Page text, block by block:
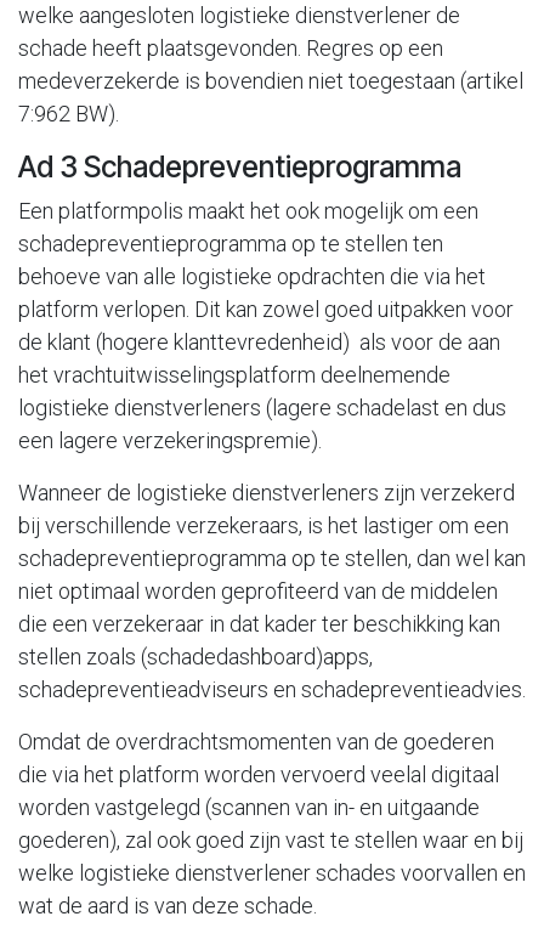
welke aangesloten logistieke dienstverlener de
schade heeft plaatsgevonden. Regres op een
medeverzekerde is bovendien niet toegestaan (artikel
7:962 BW).
Ad 3 Schadepreventieprogramma
Een platformpolis maakt het ook mogelijk om een
schadepreventieprogramma op te stellen ten
behoeve van alle logistieke opdrachten die via het
platform verlopen. Dit kan zowel goed uitpakken voor
de klant (hogere klanttevredenheid) als voor de aan
het vrachtuitwisselingsplatform deelnemende
logistieke dienstverleners (lagere schadelast en dus
een lagere verzekeringspremie).
Wanneer de logistieke dienstverleners zijn verzekerd
bij verschillende verzekeraars, is het lastiger om een
schadepreventieprogramma op te stellen, dan wel kan
niet optimaal worden geprofiteerd van de middelen
die een verzekeraar in dat kader ter beschikking kan
stellen zoals (schadedashboard)apps,
schadepreventieadviseurs en schadepreventieadvies.
Omdat de overdrachtsmomenten van de goederen
die via het platform worden vervoerd veelal digitaal
worden vastgelegd (scannen van in- en uitgaande
goederen), zal ook goed zijn vast te stellen waar en bij
welke logistieke dienstverlener schades voorvallen en
wat de aard is van deze schade.